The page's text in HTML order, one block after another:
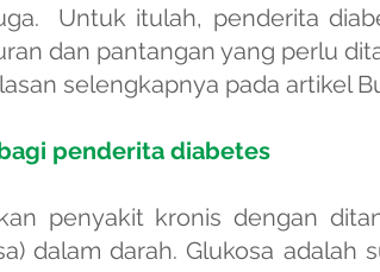
Untuk itulah, penderita
dan pantangan yang perlu
selengkapnya pada artikel
penderita diabetes
penyakit kronis dengan
dalam darah. Glukosa